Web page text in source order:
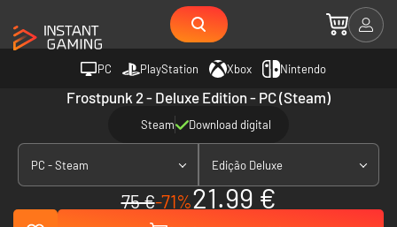
PC PlayStation Xbox Nintendo
Frostpunk 2 - Deluxe Edition - PC (Steam)
Steam Download digital
PC - Steam Edição Deluxe
75 €-71%21.99 €